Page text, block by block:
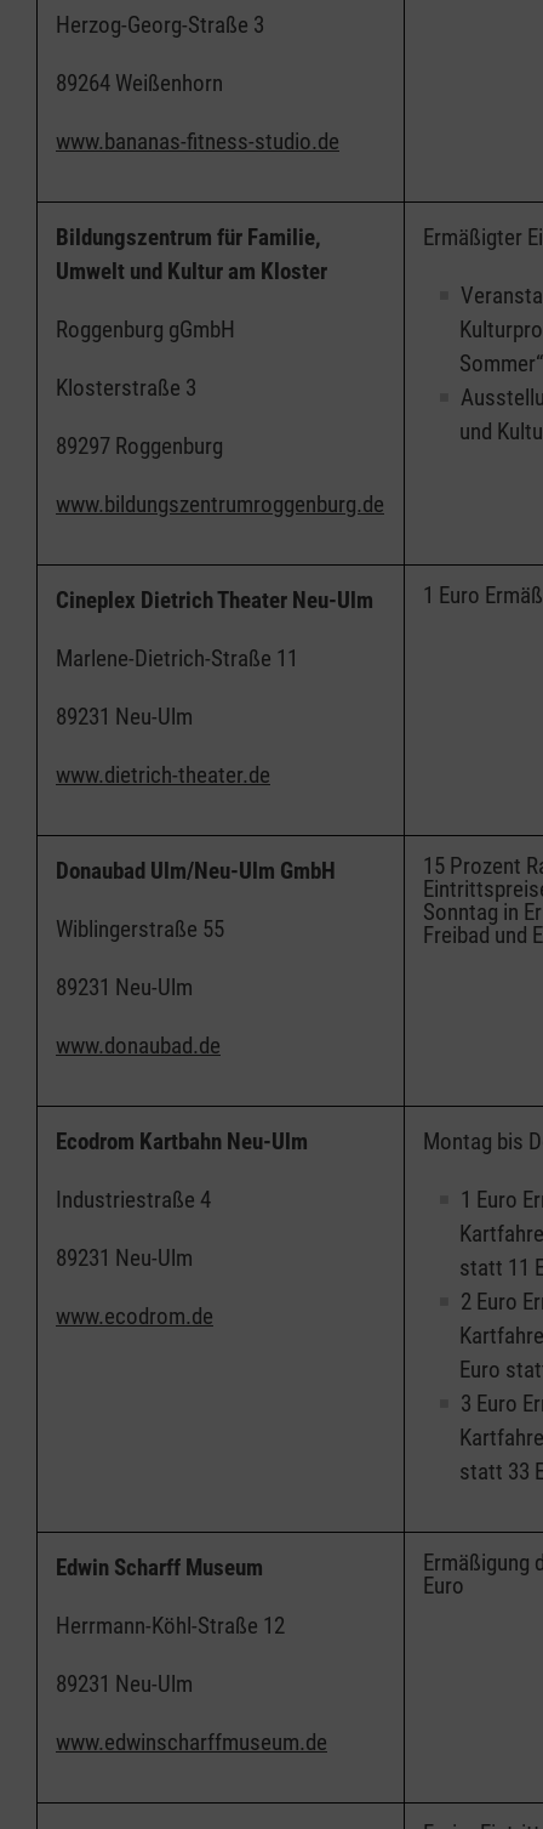
Herzog-Georg-Straße 3
89264 Weißenhorn
www.bananas-fitness-studio.de
Bildungszentrum für Familie,
Umwelt und Kultur am Kloster
Roggenburg gGmbH
Klosterstraße 3
89297 Roggenburg
www.bildungszentrumroggenburg.de
Ermäßigter
Sommer“
und
Cineplex Dietrich Theater Neu-Ulm
Marlene-Dietrich-Straße 11
89231 Neu-Ulm
www.dietrich-theater.de
1 Euro
Donaubad Ulm/Neu-Ulm GmbH
Wiblingerstraße 55
89231 Neu-Ulm
www.donaubad.de
15 Prozent
Sonntag in
Freibad und
Ecodrom Kartbahn Neu-Ulm
Industriestraße 4
89231 Neu-Ulm
www.ecodrom.de
Montag bis
1 Euro
statt 11
2 Euro
Euro
3 Euro
statt 33
Edwin Scharff Museum
Herrmann-Köhl-Straße 12
89231 Neu-Ulm
www.edwinscharffmuseum.de
Ermäßigung
Euro